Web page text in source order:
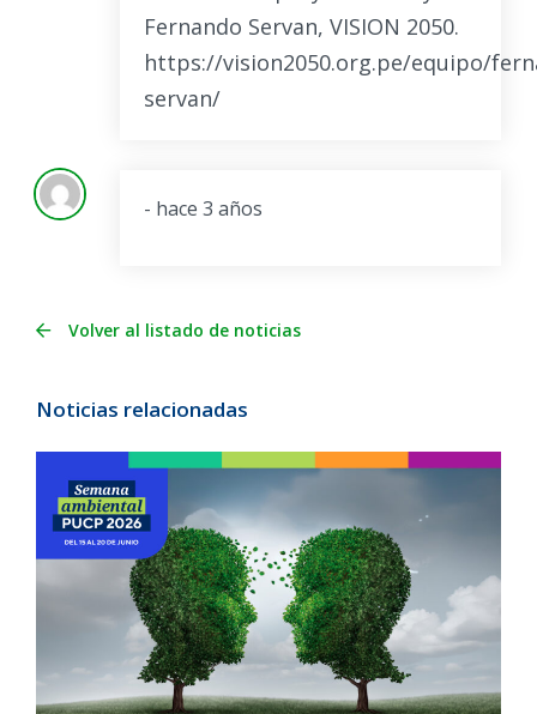
Fernando Servan, VISION 2050.
https://vision2050.org.pe/equipo/
servan/
- hace 3 años
Volver al listado de noticias
Noticias relacionadas